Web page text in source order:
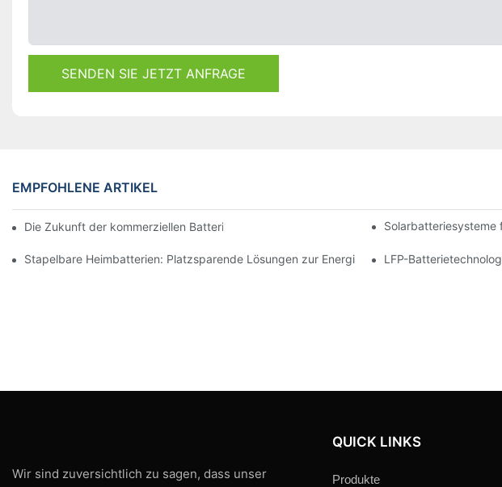
SENDEN SIE JETZT ANFRAGE
EMPFOHLENE ARTIKEL
Die Zukunft der kommerziellen Batteriespeicherung: Trends und InnovationenSolarbatteriesysteme
Stapelbare Heimbatterien: Platzsparende Lösungen zur Energiespeicherung
LFP-
Wir sind zuversichtlich zu sagen, dass unser
QUICK LINKS
Produkte